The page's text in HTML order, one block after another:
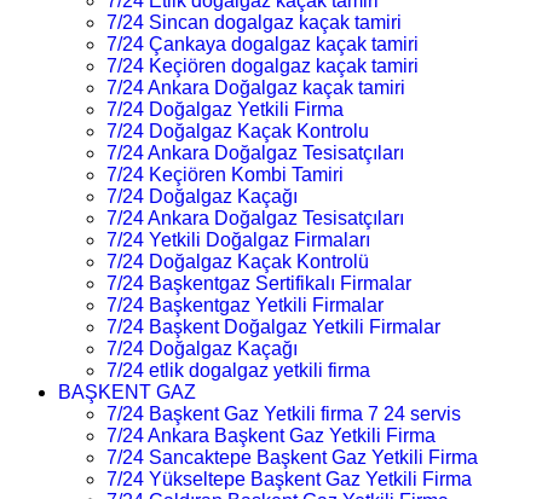
7/24 Sincan dogalgaz kaçak tamiri
7/24 Çankaya dogalgaz kaçak tamiri
7/24 Keçiören dogalgaz kaçak tamiri
7/24 Ankara Doğalgaz kaçak tamiri
7/24 Doğalgaz Yetkili Firma
7/24 Doğalgaz Kaçak Kontrolu
7/24 Ankara Doğalgaz Tesisatçıları
7/24 Keçiören Kombi Tamiri
7/24 Doğalgaz Kaçağı
7/24 Ankara Doğalgaz Tesisatçıları
7/24 Yetkili Doğalgaz Firmaları
7/24 Doğalgaz Kaçak Kontrolü
7/24 Başkentgaz Sertifikalı Firmalar
7/24 Başkentgaz Yetkili Firmalar
7/24 Başkent Doğalgaz Yetkili Firmalar
7/24 Doğalgaz Kaçağı
7/24 etlik dogalgaz yetkili firma
BAŞKENT GAZ
7/24 Başkent Gaz Yetkili firma 7 24 servis
7/24 Ankara Başkent Gaz Yetkili Firma
7/24 Sancaktepe Başkent Gaz Yetkili Firma
7/24 Yükseltepe Başkent Gaz Yetkili Firma